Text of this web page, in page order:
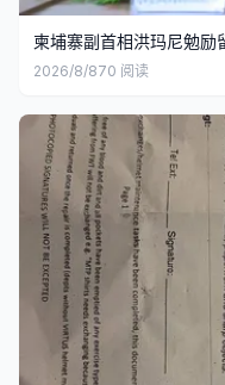
柬埔寨副首相洪玛尼勉励
2026/8/870 阅读